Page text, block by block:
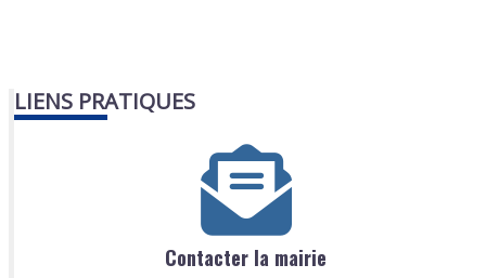
LIENS PRATIQUES
Contacter la mairie